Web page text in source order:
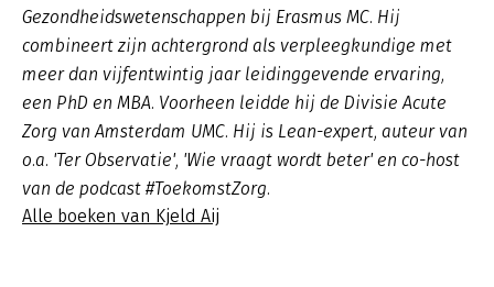
Gezondheidswetenschappen bij Erasmus MC. Hij
combineert zijn achtergrond als verpleegkundige met
meer dan vijfentwintig jaar leidinggevende ervaring,
een PhD en MBA. Voorheen leidde hij de Divisie Acute
Zorg van Amsterdam UMC. Hij is Lean-expert, auteur van
o.a. 'Ter Observatie', 'Wie vraagt wordt beter' en co-host
van de podcast #ToekomstZorg.
Alle boeken van Kjeld Aij